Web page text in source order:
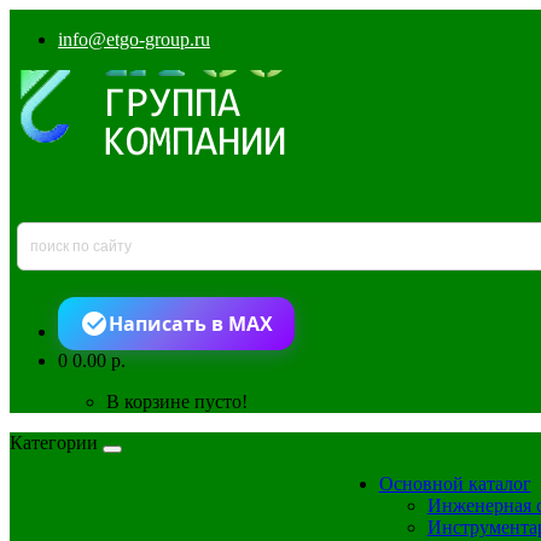
info@etgo-group.ru
Написать в MAX
00.00 р.
В корзине пусто!
Категории
Основной каталог
Инженерная